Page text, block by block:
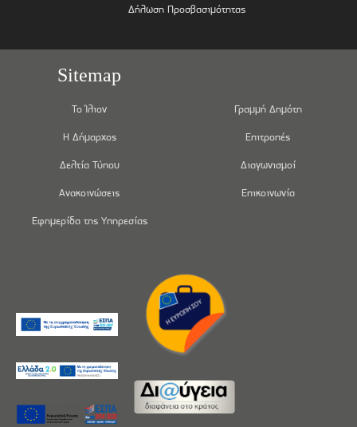
Δήλωση Προσβασιμότητας
Sitemap
Το Ίλιον
Η Δήμαρχος
Δελτία Τύπου
Ανακοινώσεις
Εφημερίδα της Υπηρεσίας
Γραμμή Δημότη
Επιτροπές
Διαγωνισμοί
Επικοινωνία